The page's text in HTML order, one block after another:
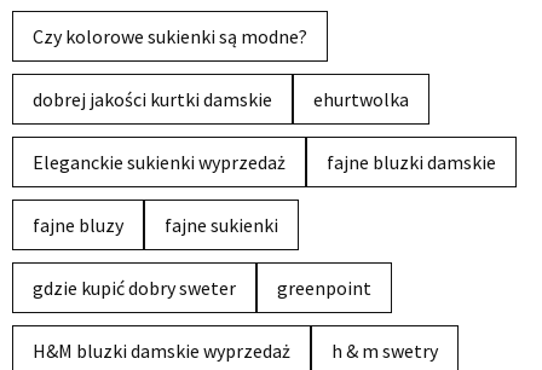
Czy kolorowe sukienki są modne?
dobrej jakości kurtki damskie ehurtwolka
Eleganckie sukienki wyprzedaż fajne bluzki damskie
fajne bluzy fajne sukienki
gdzie kupić dobry sweter greenpoint
H&M bluzki damskie wyprzedaż h & m swetry